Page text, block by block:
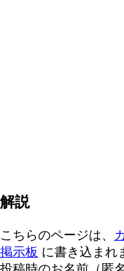
解説
こちらのページは、
掲示板 に書き込まれ